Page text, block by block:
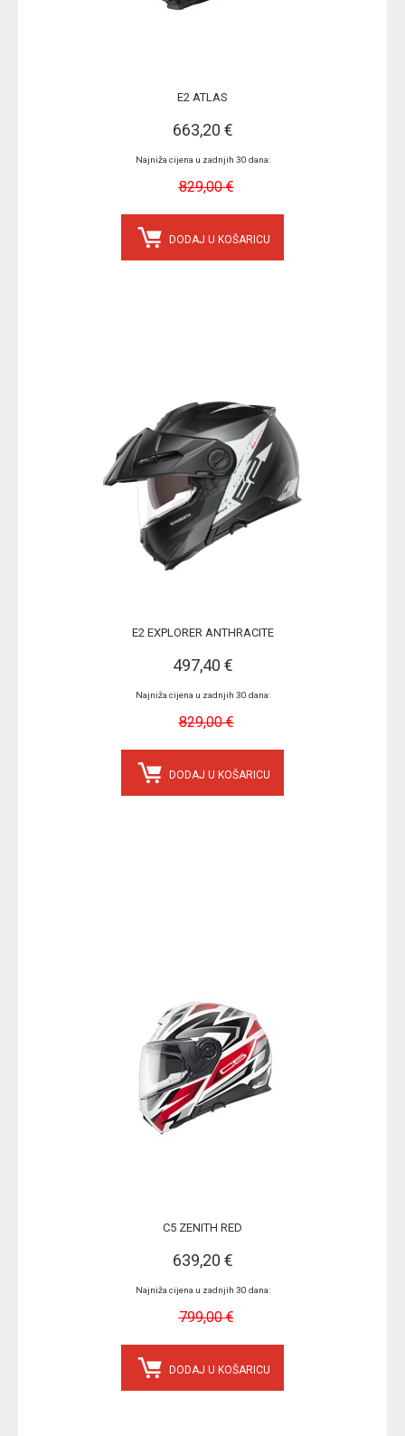
E2 ATLAS
663,20 €
Najniža cijena u zadnjih 30 dana:
829,00 €
DODAJ U KOŠARICU
E2 EXPLORER ANTHRACITE
497,40 €
Najniža cijena u zadnjih 30 dana:
829,00 €
DODAJ U KOŠARICU
C5 ZENITH RED
639,20 €
Najniža cijena u zadnjih 30 dana:
799,00 €
DODAJ U KOŠARICU